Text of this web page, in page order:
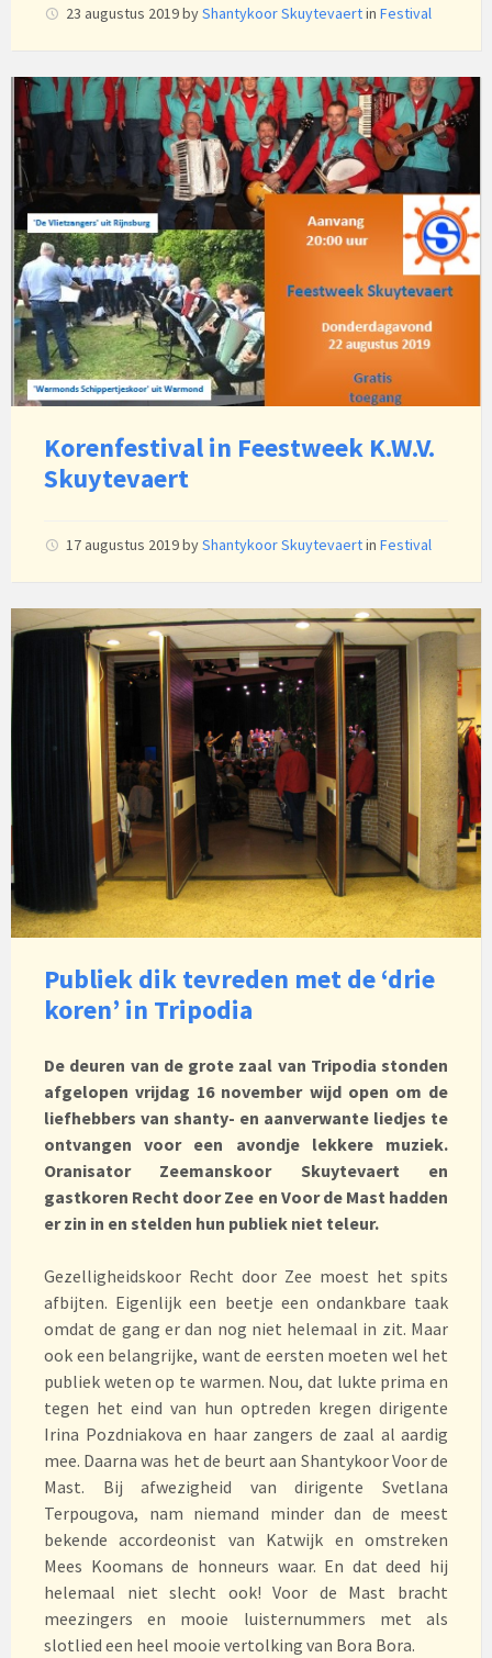
23 augustus 2019byShantykoor Skuytevaertin Festival
Korenfestival in Feestweek K.W.V.
Skuytevaert
17 augustus 2019byShantykoor Skuytevaertin Festival
Publiek dik tevreden met de ‘drie
koren’ in Tripodia
De deuren van de grote zaal van Tripodia stonden
afgelopen vrijdag 16 november wijd open om de
liefhebbers van shanty- en aanverwante liedjes te
ontvangen voor een avondje lekkere muziek.
Oranisator Zeemanskoor Skuytevaert en
gastkoren Recht door Zee en Voor de Mast hadden
er zin in en stelden hun publiek niet teleur.
Gezelligheidskoor Recht door Zee moest het spits
afbijten. Eigenlijk een beetje een ondankbare taak
omdat de gang er dan nog niet helemaal in zit. Maar
ook een belangrijke, want de eersten moeten wel het
publiek weten op te warmen. Nou, dat lukte prima en
tegen het eind van hun optreden kregen dirigente
Irina Pozdniakova en haar zangers de zaal al aardig
mee. Daarna was het de beurt aan Shantykoor Voor de
Mast. Bij afwezigheid van dirigente Svetlana
Terpougova, nam niemand minder dan de meest
bekende accordeonist van Katwijk en omstreken
Mees Koomans de honneurs waar. En dat deed hij
helemaal niet slecht ook! Voor de Mast bracht
meezingers en mooie luisternummers met als
slotlied een heel mooie vertolking van Bora Bora.